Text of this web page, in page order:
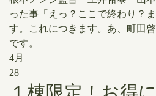
った事「えっ？ここで終わり？
す。これにつきます。あ、町田
です。
4月
28